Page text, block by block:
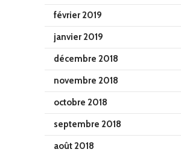
février 2019
janvier 2019
décembre 2018
novembre 2018
octobre 2018
septembre 2018
août 2018